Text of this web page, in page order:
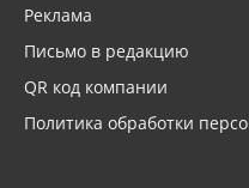
Реклама
Письмо в редакцию
QR код компании
Политика обработки